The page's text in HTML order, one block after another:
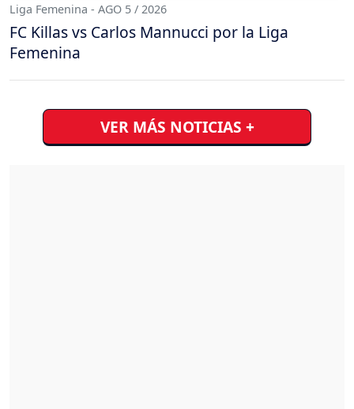
Liga Femenina - AGO 5 / 2026
FC Killas vs Carlos Mannucci por la Liga
Femenina
VER MÁS NOTICIAS +